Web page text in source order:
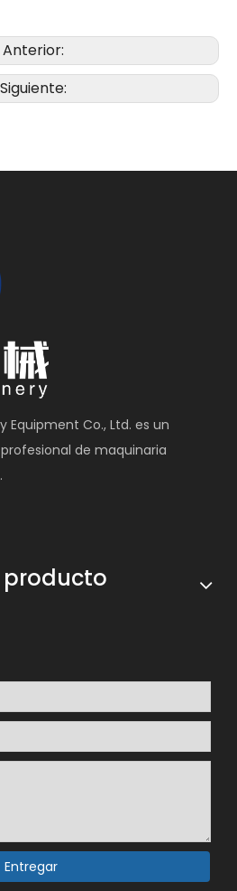
Anterior:
Siguiente:
Equipment Co., Ltd. es un
de maquinaria
Entregar